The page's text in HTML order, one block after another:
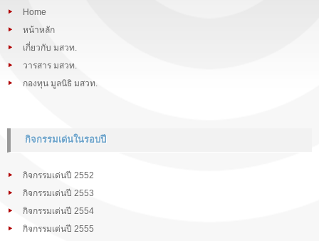
Home
หน้าหลัก
เกี่ยวกับ มสวท.
วารสาร มสวท.
กองทุน มูลนิธิ มสวท.
กิจกรรมเด่นในรอบปี
กิจกรรมเด่นปี 2552
กิจกรรมเด่นปี 2553
กิจกรรมเด่นปี 2554
กิจกรรมเด่นปี 2555